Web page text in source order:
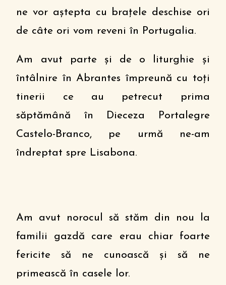
ne vor aștepta cu brațele deschise ori
de câte ori vom reveni în Portugalia.
Am avut parte și de o liturghie și
întâlnire în Abrantes împreună cu toți
tinerii ce au petrecut prima
săptămână în Dieceza Portalegre
Castelo-Branco, pe urmă ne-am
îndreptat spre Lisabona.
Am avut norocul să stăm din nou la
familii gazdă care erau chiar foarte
fericite să ne cunoască și să ne
primească în casele lor.